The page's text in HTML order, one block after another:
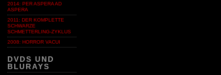
2014: PER ASPERA AD
ASPERA
2011: DER KOMPLETTE
SCHWARZE
SCHMETTERLING-ZYKLUS
2008: HORROR VACUI
DVDS UND
BLURAYS